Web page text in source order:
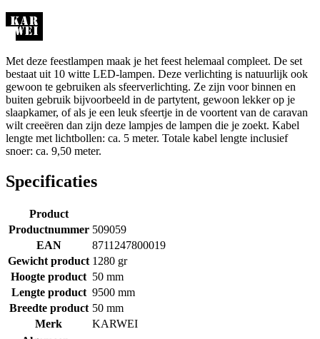
Met deze feestlampen maak je het feest helemaal compleet. De set
bestaat uit 10 witte LED-lampen. Deze verlichting is natuurlijk ook
gewoon te gebruiken als sfeerverlichting. Ze zijn voor binnen en
buiten gebruik bijvoorbeeld in de partytent, gewoon lekker op je
slaapkamer, of als je een leuk sfeertje in de voortent van de caravan
wilt creeëren dan zijn deze lampjes de lampen die je zoekt. Kabel
lengte met lichtbollen: ca. 5 meter. Totale kabel lengte inclusief
snoer: ca. 9,50 meter.
Specificaties
Product
Productnummer 509059
EAN
8711247800019
Gewicht product 1280 gr
Hoogte product 50 mm
Lengte product 9500 mm
Breedte product 50 mm
Merk
KARWEI